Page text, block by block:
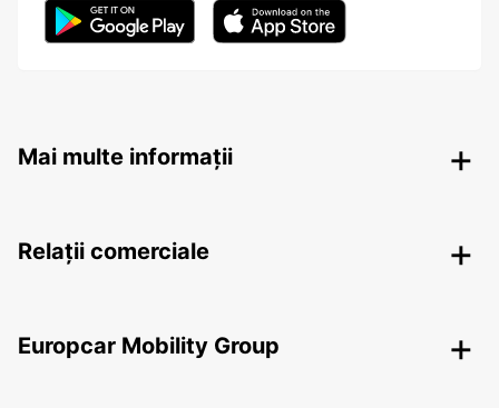
Mai multe informații
Relații comerciale
Europcar Mobility Group